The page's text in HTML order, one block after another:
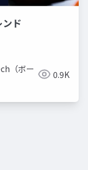
ド
（ボー
0.9K